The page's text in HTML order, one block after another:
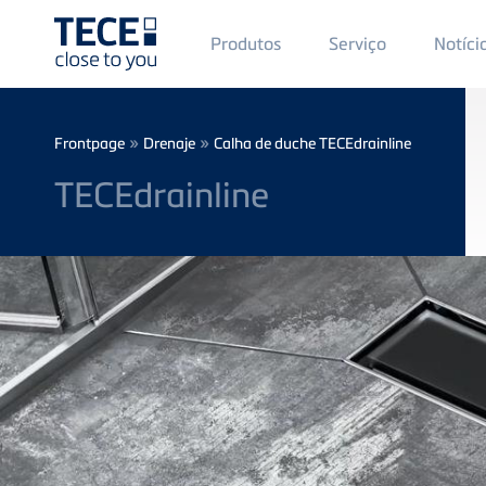
Main
Menü
1
Produtos Serviço
Breadcrumb
Frontpage » Drenaje » Calha de duche TECEdrainline
TECEdrainline